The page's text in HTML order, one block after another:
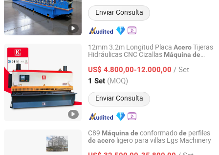
Enviar Consulta
12mm 3.2m Longitud Placa AceroTijeras
Hidráulicas CNC Cizallas Máquina de
US$ 4.800,00-12.000,00 / Set
1 Set (MOQ)
Enviar Consulta
Nanjing Jinqiu CNC Machine Tool Co., Ltd.
Jiangsu, China Desde 2010
C89 Máquina de conformadode perfiles
de acero ligero para villas Lgs Machinery
Xiamen Xinhonghua Machinery Co., Ltd.